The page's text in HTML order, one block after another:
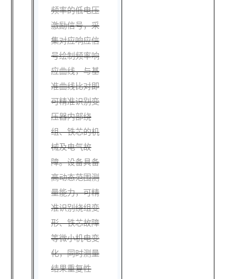
频率的低电压
激励信号，采
集对应响应信
号绘制频率响
应曲线，与基
准曲线比对即
可精准识别变
压器内部绕
组、铁芯的机
械及电气故
障。设备具备
高动态范围测
量能力，可精
准识别绕组变
形、铁芯故障
等微小机电变
化，同时测量
结果重复性